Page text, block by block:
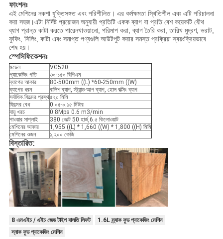
ফাংশনঃ
এই মেশিনের নকশা যুক্তিসঙ্গত এবং পরিশীলিত। এর কর্মক্ষমতা স্থিতিশীল এবং এটি পরিচালনা
করা সহজ।এটা নির্দিষ্ট প্রয়োজন অনুযায়ী প্রতিটি একক ব্যাগ বা প্রতি বেশ কয়েকটি যৌথ
ব্যাগ প্রান্ত কাটা করতে পারেনখাওয়ানো, পরিমাপ করা, ব্যাগ তৈরি করা, তারিখ মুদ্রণ, ভরাট,
ফুফিং, সিলিং, কাটা এবং সমাপ্ত পণ্যগুলি আউটপুট করার সমস্ত প্রক্রিয়া স্বয়ংক্রিয়ভাবে
শেষ হয়।
স্পেসিফিকেশনঃ
মডেল
VG520
প্যাকেজিং গতি
৩০-১৫০ বিপিএম
ব্যাগের আকার
80-500mm ((L) *60-250mm ((W)
ব্যাগের ধরন
বালিশ ব্যাগ, স্ট্যান্ড-আপ ব্যাগ, হোল বক্সিং ব্যাগ
সর্বাধিক.ফিল্মের প্রস্থ৫২০ মিমি
ফিল্মের বেধ
0.০৫-০.১৫ মিটার
বায়ু খরচ
0.8Mps 0.6 m3/min
পাওয়ার সাপ্লাই
380 ভোল্ট 50 হার্জ,6.৫ কিলোওয়াট
মেশিনের আকার
1,955 ((L) * 1,660 ((W) * 1,800 ((H) মিমি
মেশিনের ওজন
১,২০০ কেজি
বিস্তারিত:
8 এমএইচ / এইচ জেড টাইপ বালতি লিফট
1.6L স্ন্যাক ফুড প্যাকেজিং মেশিন
স্নাক ফুড প্যাকেজিং মেশিন